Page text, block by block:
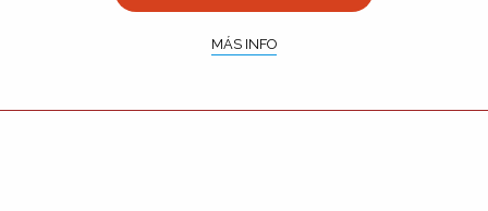
MÁS INFO